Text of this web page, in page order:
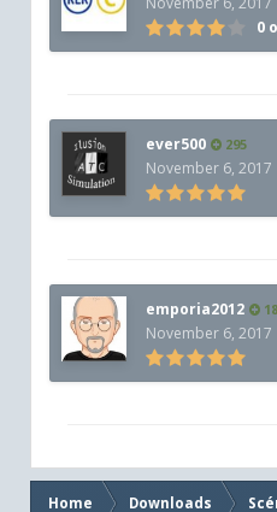
0
ever500 295
November 6, 2017
emporia2012 18
November 6, 2017
Home Downloads